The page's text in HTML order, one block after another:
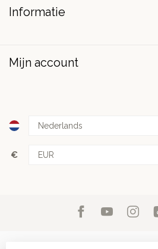
Informatie
Mijn account
€